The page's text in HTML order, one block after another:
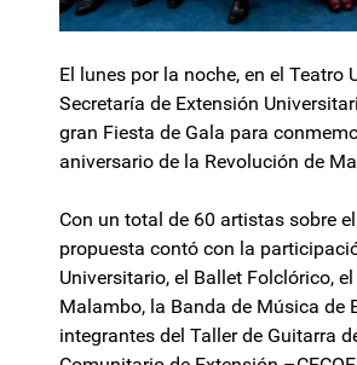
El lunes por la noche, en el Teatro
Secretaría de Extensión
gran Fiesta de Gala para
aniversario de la Revolución de
Con un total de 60 artistas sobre
propuesta contó con la
Universitario, el Ballet Folclórico,
Malambo, la Banda de Música de
integrantes del Taller de Guitarra